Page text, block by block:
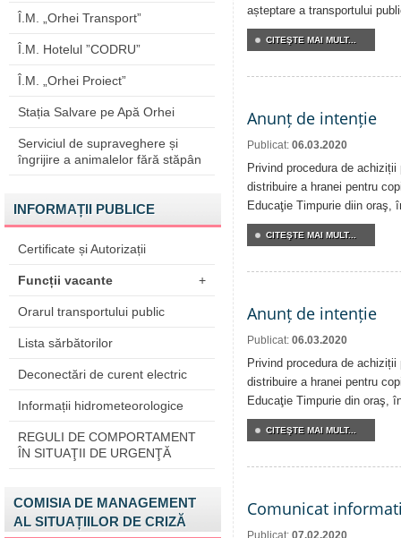
Î.M. „Orhei Transport”
Î.M. Hotelul ”CODRU”
Î.M. „Orhei Proiect”
Stația Salvare pe Apă Orhei
Serviciul de supraveghere și
îngrijire a animalelor fără stăpân
INFORMAȚII PUBLICE
Certificate și Autorizații
Funcții vacante +
Orarul transportului public
Lista sărbătorilor
Deconectări de curent electric
Informații hidrometeorologice
REGULI DE COMPORTAMENT
ÎN SITUAŢII DE URGENŢĂ
COMISIA DE MANAGEMENT
AL SITUAȚIILOR DE CRIZĂ
așteptare a transportului
CITEŞTE MAI MULT...
Anunț de intenție
Publicat: 06.03.2020
Privind procedura de
distribuire a hranei pentru
Educaţie Timpurie diin oraş,
CITEŞTE MAI MULT...
Anunț de intenție
Publicat: 06.03.2020
Privind procedura de
distribuire a hranei pentru
Educaţie Timpurie din oraş,
CITEŞTE MAI MULT...
Comunicat
Publicat: 07.02.2020